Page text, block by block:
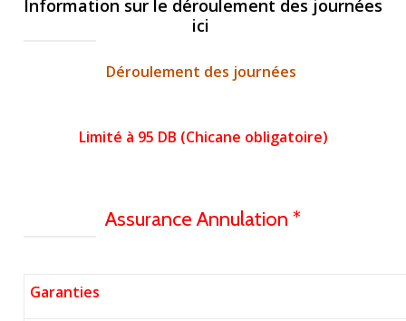
Information sur le déroulement des journées
ici
Déroulement des journées
Limité à 95 DB (Chicane obligatoire)
Assurance Annulation *
Garanties